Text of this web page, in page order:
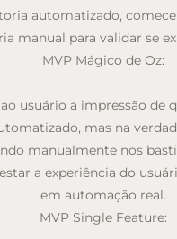
automatizado,
manual para validar se
MVP Mágico de Oz:
usuário a impressão de
mas na
manualmente nos
a experiência do
em automação real.
MVP Single Feature: